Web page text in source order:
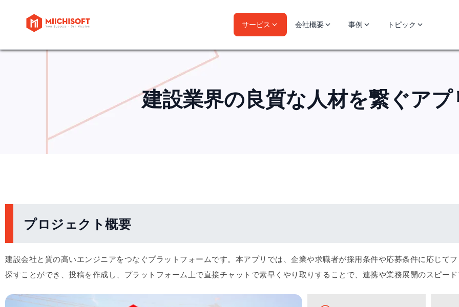
サービス 会社概要 事例 トピック
建設業界の良質な人材を繋ぐアプ
プロジェクト概要
建設会社と質の高いエンジニアをつなぐプラットフォームです。本アプリでは、企業や求職者が採用条件や応募条件に応じて
探すことができ、投稿を作成し、プラットフォーム上で直接チャットで素早くやり取りすることで、連携や業務展開のスピー